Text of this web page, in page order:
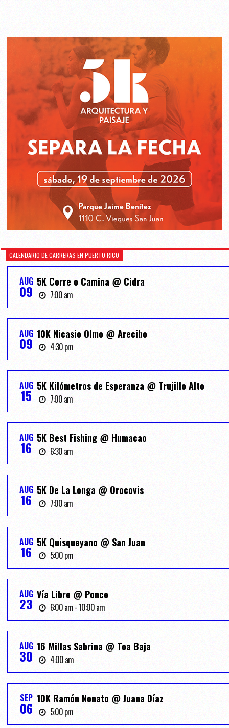
CALENDARIO DE CARRERAS EN PUERTO RICO
AUG
09
5K Corre o Camina @ Cidra
7:00 am
AUG
09
10K Nicasio Olmo @ Arecibo
4:30 pm
AUG
15
5K Kilómetros de Esperanza @ Trujillo Alto
7:00 am
AUG
16
5K Best Fishing @ Humacao
6:30 am
AUG
16
5K De La Longa @ Orocovis
7:00 am
AUG
16
5K Quisqueyano @ San Juan
5:00 pm
AUG
23
Vía Libre @ Ponce
6:00 am - 10:00 am
AUG
30
16 Millas Sabrina @ Toa Baja
4:00 am
SEP
06
10K Ramón Nonato @ Juana Díaz
5:00 pm